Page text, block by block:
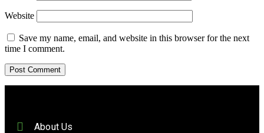
Website
Save my name, email, and website in this browser for the next
time I comment.
About Us